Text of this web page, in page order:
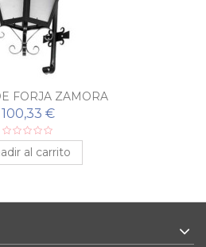
FORJA ZAMORA
100,33 €
al carrito